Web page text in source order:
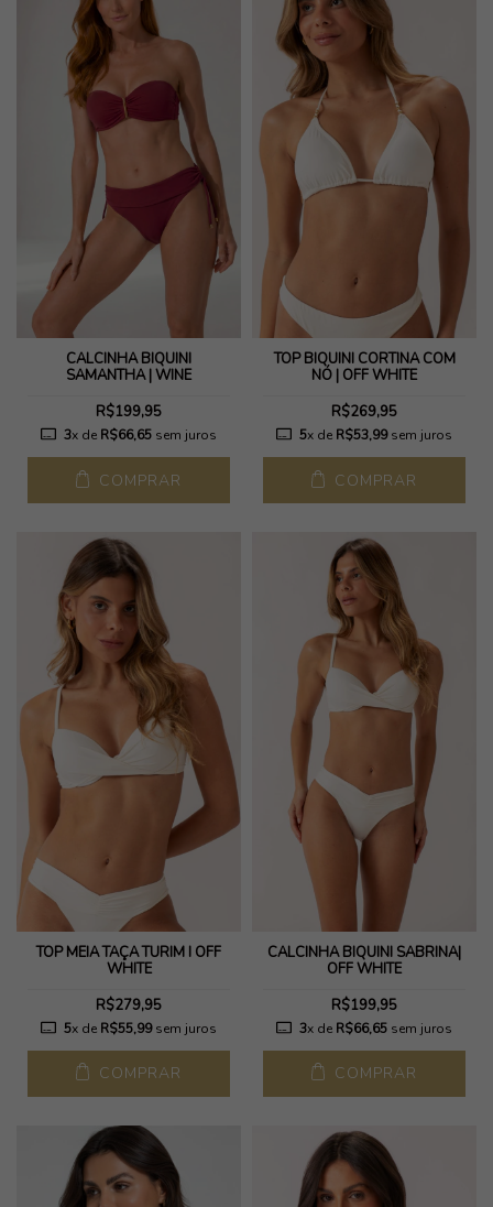
CALCINHA BIQUÍNI
SAMANTHA | WINE
R$199,95
3x de R$66,65sem juros
COMPRAR
TOP BIQUÍNI CORTINA COM
NÓ | OFF WHITE
R$269,95
5x de R$53,99sem juros
COMPRAR
TOP MEIA TAÇA TURIM I OFF
WHITE
R$279,95
5x de R$55,99sem juros
COMPRAR
CALCINHA BIQUINI SABRINA|
OFF WHITE
R$199,95
3x de R$66,65sem juros
COMPRAR